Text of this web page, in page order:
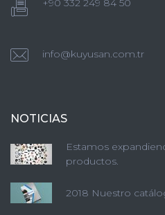
+90 332 249 84 50
info@kuyusan.com.tr
NOTICIAS
Estamos
productos.
2018 Nuestro